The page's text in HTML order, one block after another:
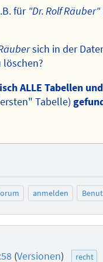
für "Dr. Rolf Räuber"
sich in der
löschen?
ALLE Tabellen
Tabelle)
anmelden
(Versionen) recht